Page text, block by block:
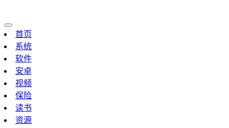
首页
系统
软件
安卓
视频
保险
读书
资源